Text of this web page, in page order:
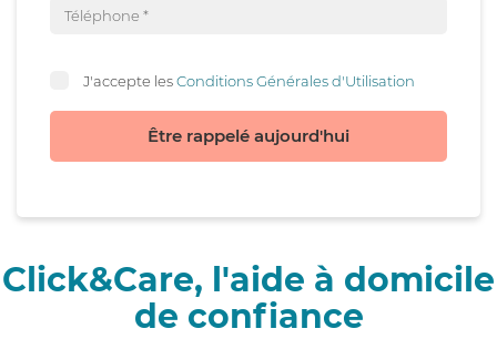
J'accepte lesConditions Générales d'Utilisation
Être rappelé aujourd'hui
Click&Care, l'aide à domicile
de confiance